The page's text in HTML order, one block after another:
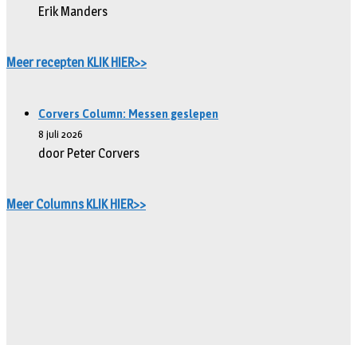
Erik Manders
Meer recepten KLIK HIER>>
Corvers Column: Messen geslepen
8 juli 2026
door Peter Corvers
Meer Columns KLIK HIER>>